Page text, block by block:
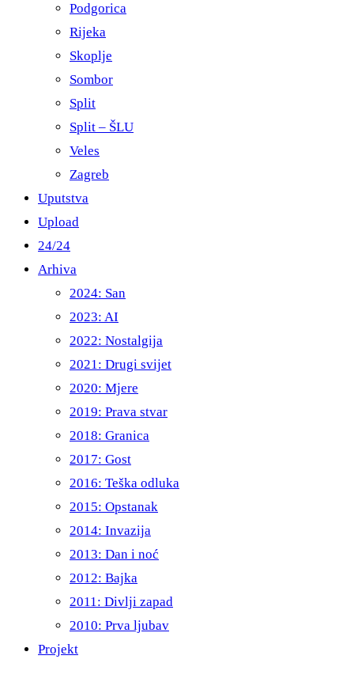
Podgorica
Rijeka
Skoplje
Sombor
Split
Split – ŠLU
Veles
Zagreb
Uputstva
Upload
24/24
Arhiva
2024: San
2023: AI
2022: Nostalgija
2021: Drugi svijet
2020: Mjere
2019: Prava stvar
2018: Granica
2017: Gost
2016: Teška odluka
2015: Opstanak
2014: Invazija
2013: Dan i noć
2012: Bajka
2011: Divlji zapad
2010: Prva ljubav
Projekt